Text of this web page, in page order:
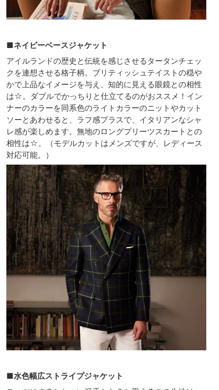
■ネイビーベースジャケット
アイルランドの歴史と伝統を感じさせるタータンチェッ
クを連想させる格子柄。ブリティッシュテイストの穏や
かで上品なイメージを与え、知的に見える眼鏡との相性
は☆。ダブルでかっちりと仕立てるのがおススメ！イン
ナーのカラーを同系色のライトカラーのニットやカット
ソーとあわせると、ラフ感プラスで、イタリアンなシャ
レ感が楽しめます。無地のロングプリーツスカートとの
相性は☆。（モデルカットはメンズですが、レディース
対応可能。）
■水色幅広ストライプジャケット